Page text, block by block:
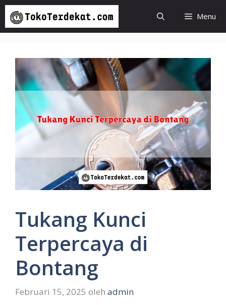
Langsung
isi
Menu
Tukang Kunci
Terpercaya di
Bontang
Februari 15, 2025 oleh admin